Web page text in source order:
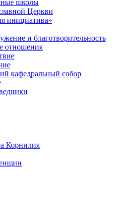
школы
Церкви
инициатива»
и благотворительность
отношения
кафедральный собор
Корнилия